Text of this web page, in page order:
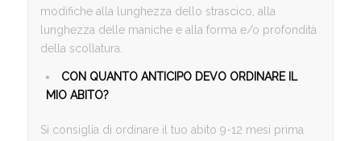
modifiche alla lunghezza dello strascico, alla
lunghezza delle maniche e alla forma e/o profondità
della scollatura.
CON QUANTO ANTICIPO DEVO ORDINARE IL
MIO ABITO?
Si consiglia di ordinare il tuo abito 9-12 mesi prima